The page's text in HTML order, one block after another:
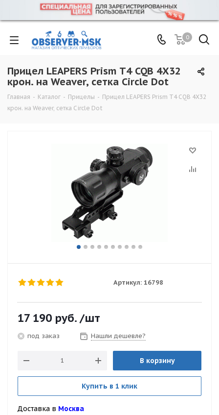
0
Прицел LEAPERS Prism T4 CQB 4X32
крон. на Weaver, сетка Circle Dot
Главная - Каталог - Прицелы - Прицел LEAPERS Prism T4 CQB 4X32
крон. на Weaver, сетка Circle Dot
Артикул: 16798
17 190 руб. /шт
под заказ Нашли дешевле?
В корзину
Купить в 1 клик
Доставка в Москва